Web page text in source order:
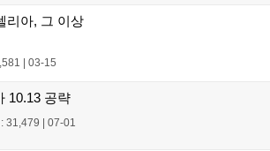
리아, 그 이상
03-15
10.13 공략
31,479 07-01